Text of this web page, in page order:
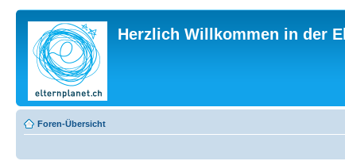
Herzlich Willkommen in der
Foren-Übersicht